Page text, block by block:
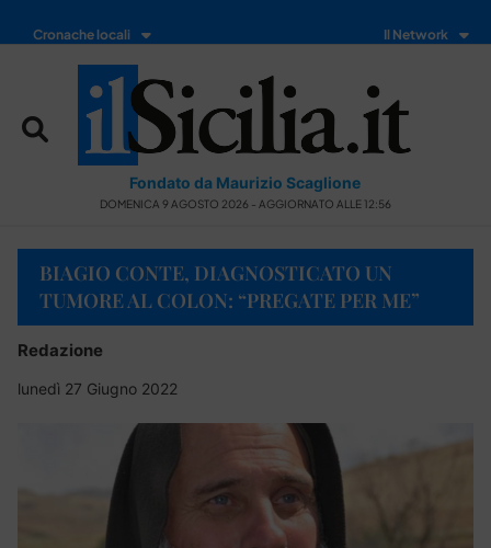
Cronache locali Il Network
Fondato da Maurizio Scaglione
DOMENICA 9 AGOSTO 2026 - AGGIORNATO ALLE 12:56
BIAGIO CONTE, DIAGNOSTICATO UN
TUMORE AL COLON: “PREGATE PER ME”
Redazione
lunedì 27 Giugno 2022